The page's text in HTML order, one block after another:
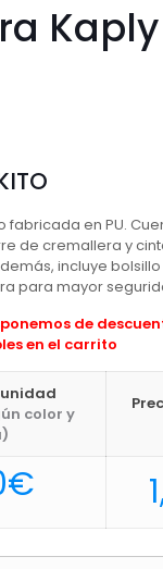
Kaply
fabricada en PU.
de cremallera y
incluye
para mayor
de
en el carrito
unidad
color y
€